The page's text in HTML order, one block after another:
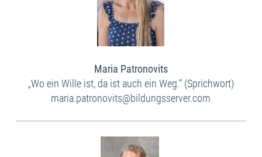
Maria Patronovits
„Wo ein Wille ist, da ist auch ein Weg.“ (Sprichwort)​
maria.patronovits@bildungsserver.com​